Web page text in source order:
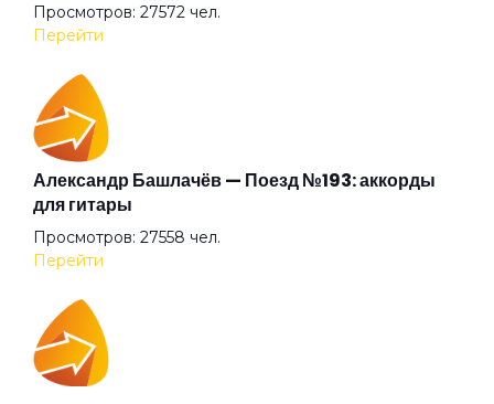
Беги
Бежали прочь
Безумные выси
Белая
Белый друг
Просмотров: 27572 чел.
Перейти
Александр Башлачёв — Поезд №193: аккорды
для гитары
Просмотров: 27558 чел.
Перейти